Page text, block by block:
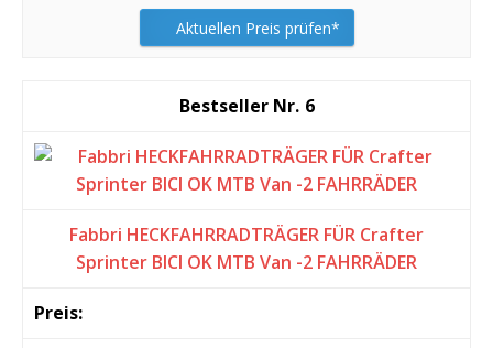
Aktuellen Preis prüfen*
6
Fabbri HECKFAHRRADTRÄGER FÜR Crafter
Sprinter BICI OK MTB Van -2 FAHRRÄDER